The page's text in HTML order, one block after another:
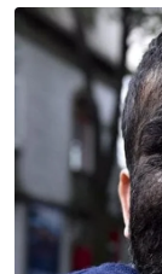
“Langkah